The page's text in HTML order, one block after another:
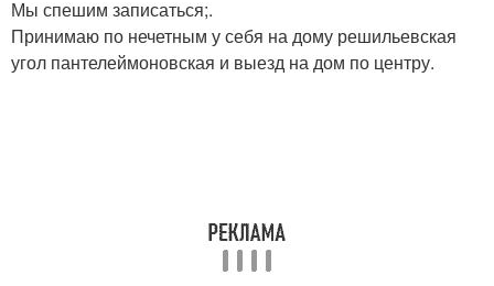
Мы спешим записаться;.
Принимаю по нечетным у себя на дому решильевская
угол пантелеймоновская и выезд на дом по центру.